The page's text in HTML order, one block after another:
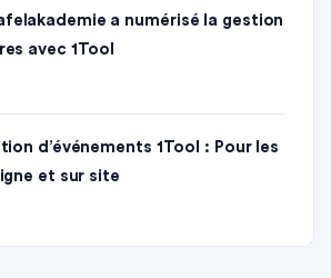
a numérisé la gestion
avec 1Tool
d’événements 1Tool : Pour les
et sur site